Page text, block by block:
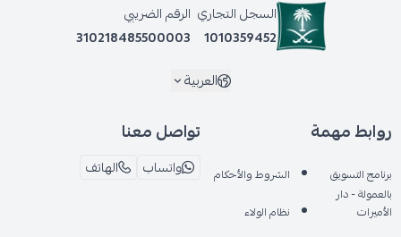
السجل التجاري
1010359452
الرقم الضريبي
310218485500003
العربية
روابط مهمة
برنامج التسويق
بالعمولة - دار
الأميرات
الشروط والأحكام
نظام الولاء
تواصل معنا
واتساب الهاتف